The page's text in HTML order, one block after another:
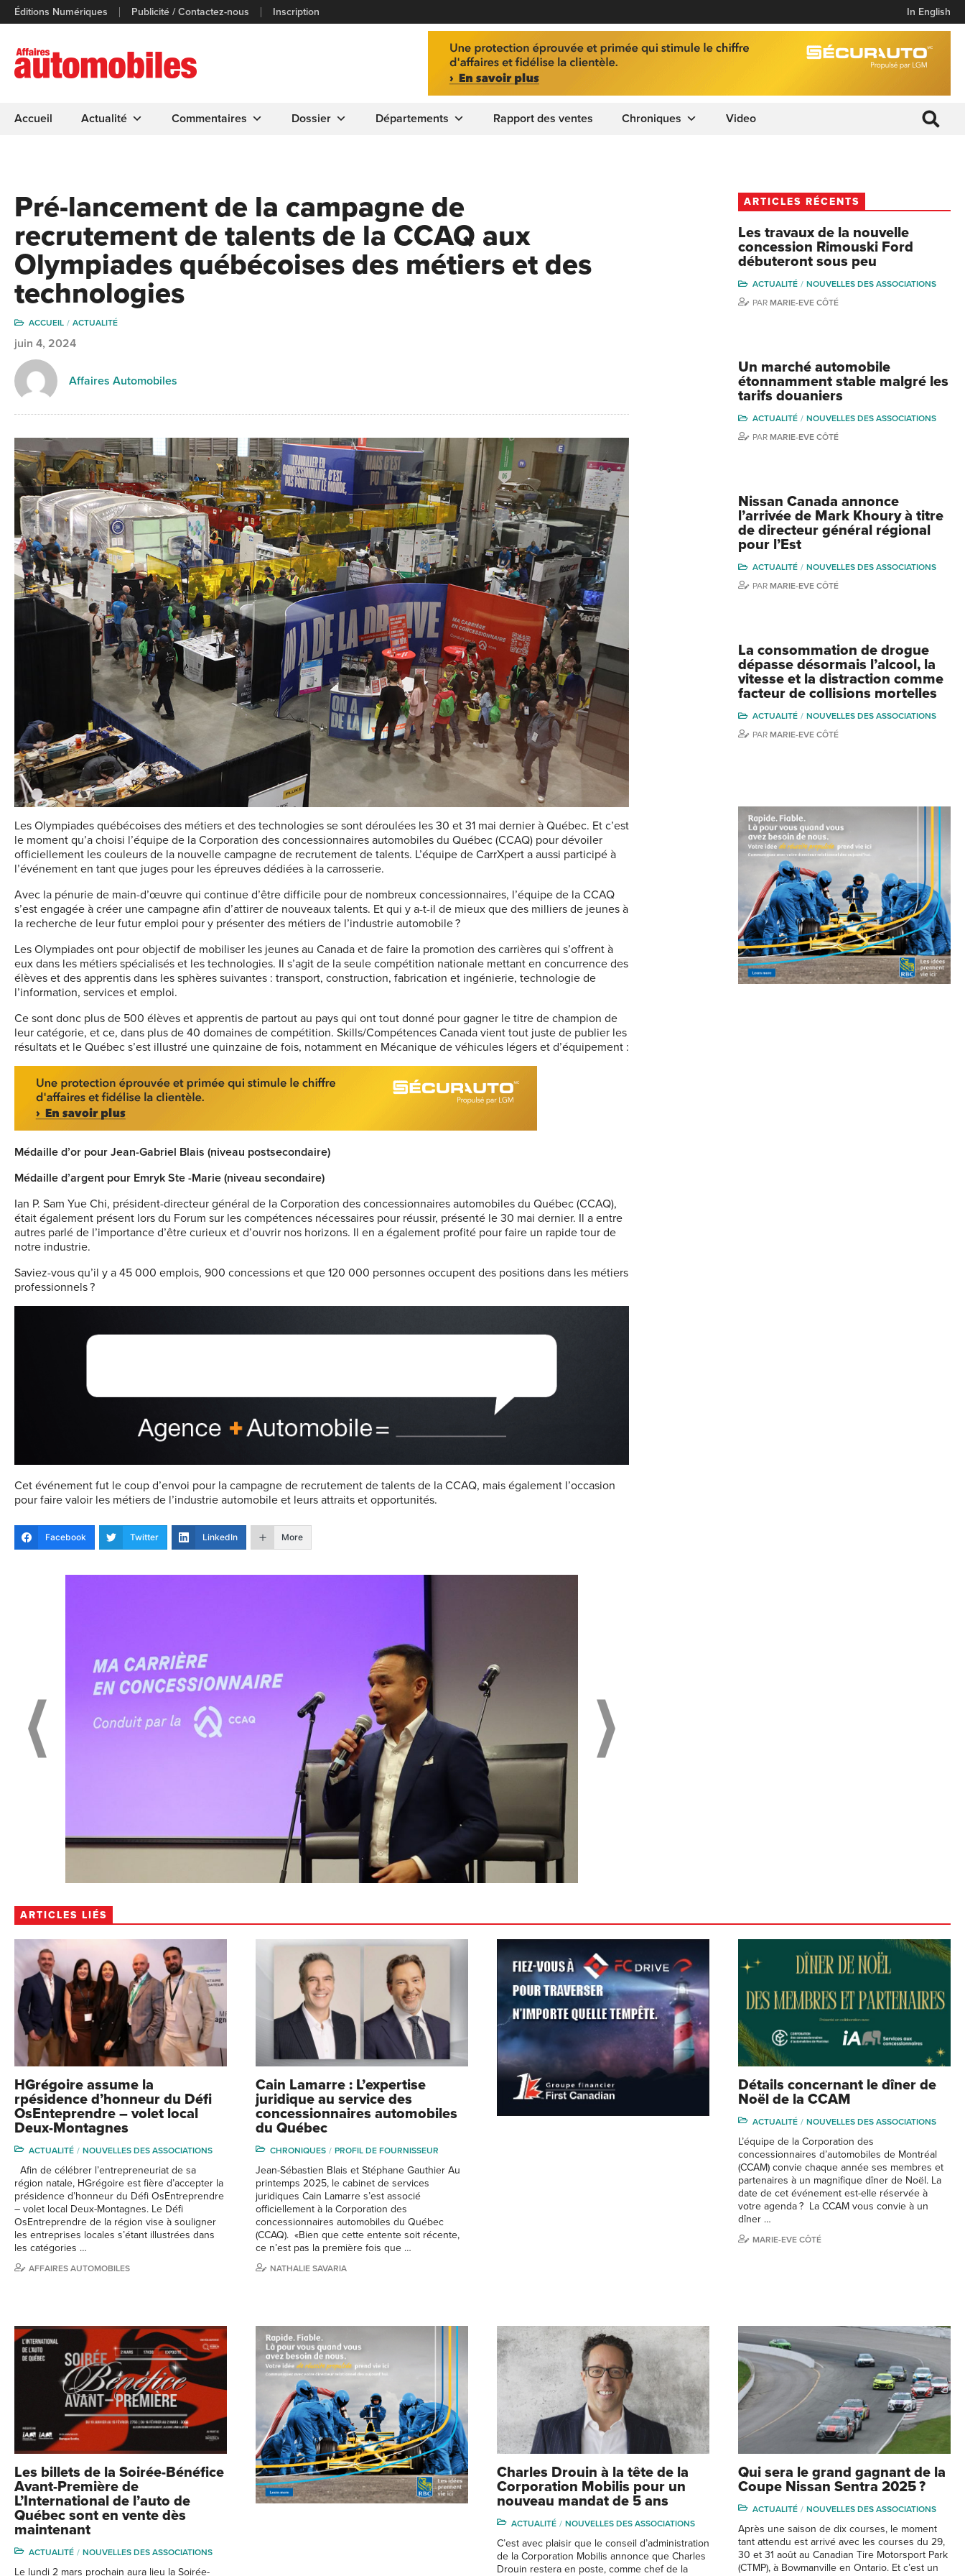
Éditions Numériques Publicité / Contactez-nous Inscription In English
Accueil Actualité Commentaires Dossier Départements Rapport des ventes Chroniques Video
Pré-lancement de la campagne de
recrutement de talents de la CCAQ aux
Olympiades québécoises des métiers et des
technologies
ACCUEIL ACTUALITÉ
juin 4, 2024
Affaires Automobiles
Les Olympiades québécoises des métiers et des technologies se sont déroulées les 30 et 31 mai dernier à Québec. Et c’est
le moment qu’a choisi l’équipe de la Corporation des concessionnaires automobiles du Québec (CCAQ) pour dévoiler
officiellement les couleurs de la nouvelle campagne de recrutement de talents. L’équipe de CarrXpert a aussi participé à
l’événement en tant que juges pour les épreuves dédiées à la carrosserie.
Avec la pénurie de main-d’œuvre qui continue d’être difficile pour de nombreux concessionnaires, l’équipe de la CCAQ
s’est engagée à créer une campagne afin d’attirer de nouveaux talents. Et qui y a-t-il de mieux que des milliers de jeunes à
la recherche de leur futur emploi pour y présenter des métiers de l’industrie automobile ?
Les Olympiades ont pour objectif de mobiliser les jeunes au Canada et de faire la promotion des carrières qui s’offrent à
eux dans les métiers spécialisés et les technologies. Il s’agit de la seule compétition nationale mettant en concurrence des
élèves et des apprentis dans les sphères suivantes : transport, construction, fabrication et ingénierie, technologie de
l’information, services et emploi.
Ce sont donc plus de 500 élèves et apprentis de partout au pays qui ont tout donné pour gagner le titre de champion de
leur catégorie, et ce, dans plus de 40 domaines de compétition. Skills/Compétences Canada vient tout juste de publier les
résultats et le Québec s’est illustré une quinzaine de fois, notamment en Mécanique de véhicules légers et d’équipement :
Médaille d’or pour Jean-Gabriel Blais (niveau postsecondaire)
Médaille d’argent pour Emryk Ste -Marie (niveau secondaire)
Ian P. Sam Yue Chi, président-directeur général de la Corporation des concessionnaires automobiles du Québec (CCAQ),
était également présent lors du Forum sur les compétences nécessaires pour réussir, présenté le 30 mai dernier. Il a entre
autres parlé de l’importance d’être curieux et d’ouvrir nos horizons. Il en a également profité pour faire un rapide tour de
notre industrie.
Saviez-vous qu’il y a 45 000 emplois, 900 concessions et que 120 000 personnes occupent des positions dans les métiers
professionnels ?
Cet événement fut le coup d’envoi pour la campagne de recrutement de talents de la CCAQ, mais également l’occasion
pour faire valoir les métiers de l’industrie automobile et leurs attraits et opportunités.
Facebook Twitter LinkedIn More
ARTICLES RÉCENTS
Les travaux de la nouvelle
concession Rimouski Ford
débuteront sous peu
ACTUALITÉ
NOUVELLES DES ASSOCIATIONS
PAR MARIE-EVE CÔTÉ
Un marché automobile
étonnamment stable malgré les
tarifs douaniers
ACTUALITÉ
NOUVELLES DES ASSOCIATIONS
PAR MARIE-EVE CÔTÉ
Nissan Canada annonce
l’arrivée de Mark Khoury à titre
de directeur général régional
pour l’Est
ACTUALITÉ
NOUVELLES DES ASSOCIATIONS
PAR MARIE-EVE CÔTÉ
La consommation de drogue
dépasse désormais l’alcool, la
vitesse et la distraction comme
facteur de collisions mortelles
ACTUALITÉ
NOUVELLES DES ASSOCIATIONS
PAR MARIE-EVE CÔTÉ
ARTICLES LIÉS
HGrégoire assume la
rpésidence d’honneur du Défi
OsEnteprendre – volet local
Deux-Montagnes
ACTUALITÉ NOUVELLES DES ASSOCIATIONS
Afin de célébrer l’entrepreneuriat de sa
région natale, HGrégoire est fière d’accepter la
présidence d’honneur du Défi OsEntreprendre
– volet local Deux-Montagnes. Le Défi
OsEntreprendre de la région vise à souligner
les entreprises locales s’étant illustrées dans
les catégories …
AFFAIRES AUTOMOBILES
Cain Lamarre : L’expertise
juridique au service des
concessionnaires automobiles
du Québec
CHRONIQUES PROFIL DE FOURNISSEUR
Jean-Sébastien Blais et Stéphane Gauthier Au
printemps 2025, le cabinet de services
juridiques Cain Lamarre s’est associé
officiellement à la Corporation des
concessionnaires automobiles du Québec
(CCAQ). «Bien que cette entente soit récente,
ce n’est pas la première fois que …
NATHALIE SAVARIA
Détails concernant le dîner de
Noël de la CCAM
ACTUALITÉ NOUVELLES DES ASSOCIATIONS
L’équipe de la Corporation des
concessionnaires d’automobiles de Montréal
(CCAM) convie chaque année ses membres et
partenaires à un magnifique dîner de Noël. La
date de cet événement est-elle réservée à
votre agenda ? La CCAM vous convie à un
dîner …
MARIE-EVE CÔTÉ
Les billets de la Soirée-Bénéfice
Avant-Première de
L’International de l’auto de
Québec sont en vente dès
maintenant
ACTUALITÉ NOUVELLES DES ASSOCIATIONS
Le lundi 2 mars prochain aura lieu la Soirée-
Charles Drouin à la tête de la
Corporation Mobilis pour un
nouveau mandat de 5 ans
ACTUALITÉ NOUVELLES DES ASSOCIATIONS
C’est avec plaisir que le conseil d’administration
de la Corporation Mobilis annonce que Charles
Drouin restera en poste, comme chef de la
Qui sera le grand gagnant de la
Coupe Nissan Sentra 2025 ?
ACTUALITÉ NOUVELLES DES ASSOCIATIONS
Après une saison de dix courses, le moment
tant attendu est arrivé avec les courses du 29,
30 et 31 août au Canadian Tire Motorsport Park
(CTMP), à Bowmanville en Ontario. Et c’est un